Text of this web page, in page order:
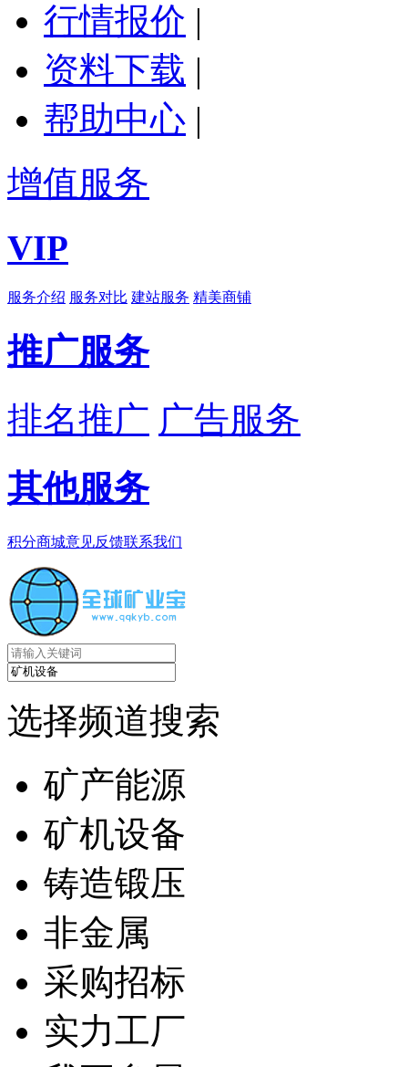
行情报价 |
资料下载 |
帮助中心 |
增值服务
VIP
服务介绍 服务对比 建站服务 精美商铺
推广服务
排名推广 广告服务
其他服务
积分商城意见反馈联系我们
选择频道搜索
矿产能源
矿机设备
铸造锻压
非金属
采购招标
实力工厂